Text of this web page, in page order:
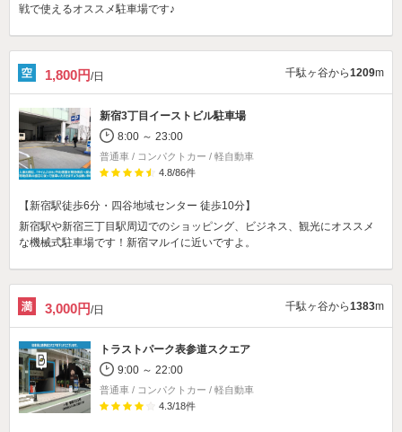
戦で使えるオススメ駐車場です♪
1,800円/日 千駄ヶ谷から1209m
新宿3丁目イーストビル駐車場
8:00 ～ 23:00
普通車 / コンパクトカー / 軽自動車
4.8/86件
【新宿駅徒歩6分・四谷地域センター 徒歩10分】
新宿駅や新宿三丁目駅周辺でのショッピング、ビジネス、観光にオススメ
な機械式駐車場です！新宿マルイに近いですよ。
3,000円/日 千駄ヶ谷から1383m
トラストパーク表参道スクエア
9:00 ～ 22:00
普通車 / コンパクトカー / 軽自動車
4.3/18件